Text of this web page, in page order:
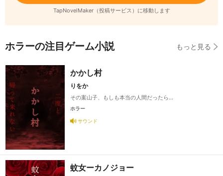
TapNovelMaker（投稿サービス）に移動します
ホラーの注目ゲーム小説 もっと見る
かかし村
りをか
その案山子、もしも本当の人間だったら…
ホラー
サウンド
蚊女ーカノジョー